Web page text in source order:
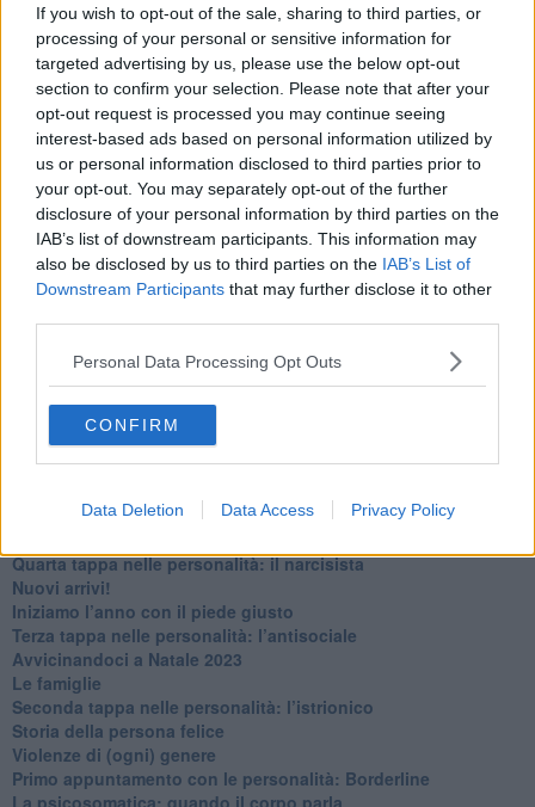
If you wish to opt-out of the sale, sharing to third parties, or
processing of your personal or sensitive information for
targeted advertising by us, please use the below opt-out
section to confirm your selection. Please note that after your
opt-out request is processed you may continue seeing
interest-based ads based on personal information utilized by
us or personal information disclosed to third parties prior to
your opt-out. You may separately opt-out of the further
disclosure of your personal information by third parties on the
IAB’s list of downstream participants. This information may
also be disclosed by us to third parties on the IAB’s List of
Downstream Participants that may further disclose it to other
Personal Data Processing Opt Outs
CONFIRM
Data Deletion Data Access Privacy Policy
​Quello che alle mamme non dicono
Adultescenza
Homo imbecillis
​4 anni di Blog
Quando il silenzio è aggressivo
​Il passato, questo conosciuto!
​Clima ballerino e sbalzi d’umore
La maternità
​L’uomo o l’orso?
Non hanno un amico a teatro​
​Tutta una questione di rispetto
​Cose che ci esauriscono
​Vespa che passione!
​Lasciate ai vostri figli il diritto di piangere
​Essere genitori di un adolescente
​Giornata del Fiocchetto Lilla
​Venerdì emozionalmente sostenibile
Ma ti ascolti?
Non dare niente per scontato
Quarta tappa nelle personalità: il narcisista
​Nuovi arrivi!
​Iniziamo l’anno con il piede giusto
​Terza tappa nelle personalità: l’antisociale
​Avvicinandoci a Natale 2023
Le famiglie
Seconda tappa nelle personalità: l’istrionico
​Storia della persona felice
Violenze di (ogni) genere
​Primo appuntamento con le personalità: Borderline
La psicosomatica: quando il corpo parla